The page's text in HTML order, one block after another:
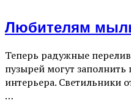
Любителям
Теперь радужные
пузырей могут заполнить
интерьера. Светильники
…